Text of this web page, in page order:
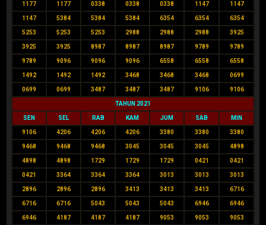
1177 1177 0338 0338 0338 1147 1147
1147 5384 5384 5384 6354 6354 6354
5253 5253 5253 2988 2988 2988 3925
3925 3925 8987 8987 8987 9789 9789
9789 9096 9096 9096 6558 6558 6558
1492 1492 1492 3468 3468 3468 0699
0699 0699 3487 3487 3487 9106 9106
TAHUN 2021
SEN SEL RAB KAM JUM SAB MIN
9106 4206 4206 4206 3380 3380 3380
9468 9468 9468 3045 3045 3045 4898
4898 4898 1729 1729 1729 0421 0421
0421 3364 3364 3364 3013 3013 3013
2896 2896 2896 3413 3413 3413 6716
6716 6716 5043 5043 5043 6946 6946
6946 4187 4187 4187 9053 9053 9053